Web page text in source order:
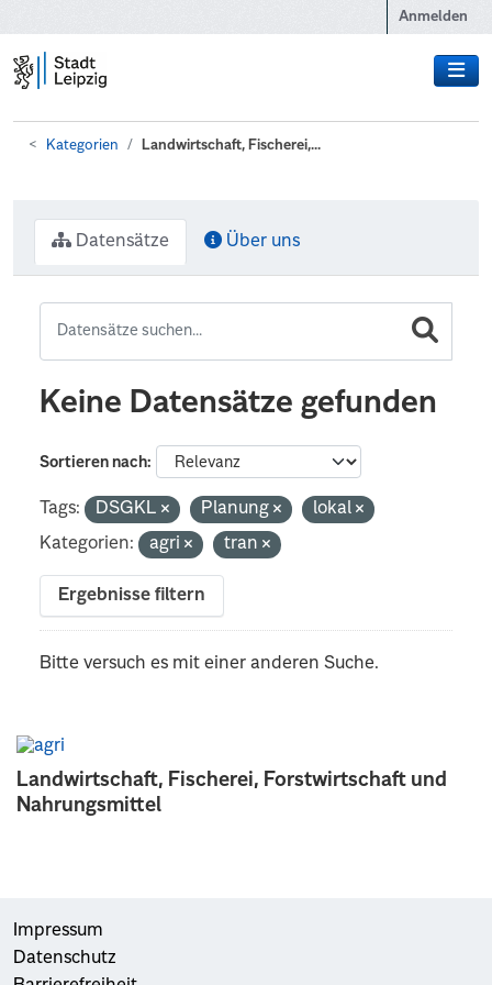
Anmelden
Kategorien Landwirtschaft, Fischerei,...
Landwirtschaft, Fischerei, Forstwirtschaft und
Nahrungsmittel
Datensätze Über uns
Keine Datensätze gefunden
Sortieren nach
Tags: DSGKL Planung
lokal
Kategorien:
agri tran
Ergebnisse filtern
Bitte versuch es mit einer anderen Suche.
Impressum
Datenschutz